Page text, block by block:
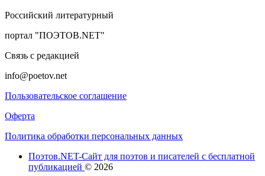
Российский литературный
портал "ПОЭТОВ.NET"
Связь с редакцией
info@poetov.net
Пользовательское соглашение
Оферта
Политика обработки персональных данных
Поэтов.NET-Сайт для поэтов и писателей с бесплатной
публикацией © 2026